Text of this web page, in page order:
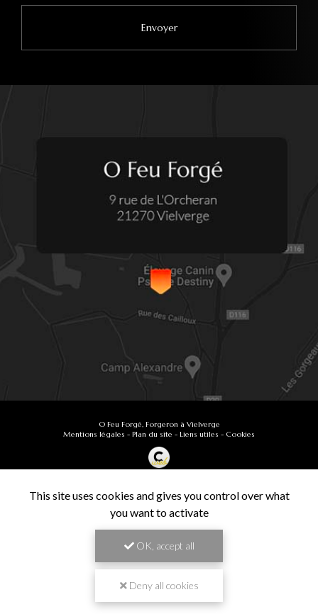
O Feu Forgé, Forgeron à Vielverge
Mentions légales - Plan du site - Liens utiles - Cookies
Secteur -En savoir +
9.9/10
This site uses cookies and gives you control over what
you want to activate
OK, accept all
Deny all cookies